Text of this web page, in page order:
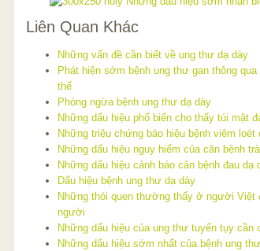
Liên Quan Khác
Những vấn đề cần biết về ung thư dạ dày
Phát hiện sớm bệnh ung thư gan thông
thể
Phòng ngừa bệnh ung thư dạ dày
Những dấu hiệu phổ biến cho thấy túi mật
Những triệu chứng báo hiệu bệnh viêm loét
Những dấu hiệu nguy hiểm của căn bệnh
Những dấu hiệu cảnh báo căn bệnh đau dạ
Dấu hiệu bệnh ung thư dạ dày
Những thói quen thường thấy ở người Việt
người
Những dấu hiệu của ung thư tuyến tụy cần
Những dấu hiệu sớm nhất của bệnh ung